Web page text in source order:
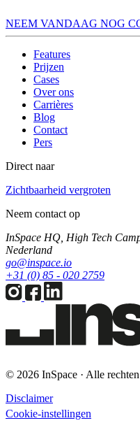
NEEM VANDAAG NOG
Features
Prijzen
Cases
Over ons
Carrières
Blog
Contact
Pers
Direct naar
Zichtbaarheid vergroten
Neem contact op
InSpace HQ, High Tech
Nederland
go@inspace.io
+31 (0) 85 - 020 2759
© 2026 InSpace · Alle
Disclaimer
Cookie-instellingen